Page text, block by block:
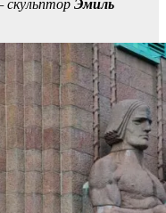
скульптор Эмиль